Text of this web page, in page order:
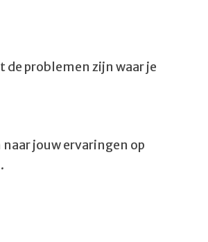
problemen zijn waar je
jouw ervaringen op